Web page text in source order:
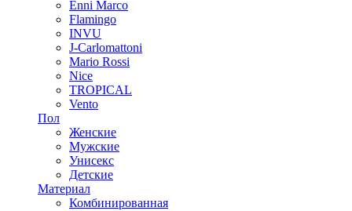
Enni Marco
Flamingo
INVU
J-Carlomattoni
Mario Rossi
Nice
TROPICAL
Vento
Пол
Женские
Мужские
Унисекс
Детские
Материал
Комбинированная